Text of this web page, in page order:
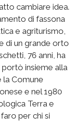
cambiare idea.
di fassona
e agriturismo,
di un grande orto
76 anni, ha
portò insieme alla
la Comune
e nel 1980
Terra e
per chi si